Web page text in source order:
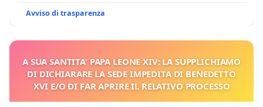
Avviso di trasparenza
A SUA SANTITA' PAPA LEONE XIV: LA SUPPLICHIAMO
DI DICHIARARE LA SEDE IMPEDITA DI BENEDETTO
XVI E/O DI FAR APRIRE IL RELATIVO PROCESSO